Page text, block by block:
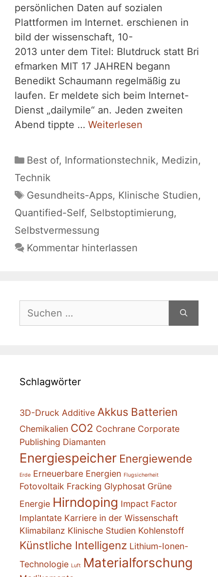
persönlichen Daten auf sozialen
Plattformen im Internet. erschienen in
bild der wissenschaft, 10-
2013 unter dem Titel: Blutdruck statt Bri
efmarken MIT 17 JAHREN begann
Benedikt Schaumann regelmäßig zu
laufen. Er meldete sich beim Internet-
Dienst „dailymile“ an. Jeden zweiten
Abend tippte … Weiterlesen
Kategorien
Best of, Informationstechnik, Medizin,
Technik
Schlagwörter
Gesundheits-Apps, Klinische Studien,
Quantified-Self, Selbstoptimierung,
Selbstvermessung
Kommentar hinterlassen
nach:
Schlagwörter
3D-Druck Additive Akkus Batterien
Chemikalien CO2 Cochrane Corporate
Publishing Diamanten
Energiespeicher Energiewende
Erde Erneuerbare Energien Flugsicherheit
Fotovoltaik Fracking Glyphosat Grüne
Energie Hirndoping Impact Factor
Implantate Karriere in der Wissenschaft
Klimabilanz Klinische Studien Kohlenstoff
Künstliche Intelligenz Lithium-Ionen-
Technologie Luft Materialforschung